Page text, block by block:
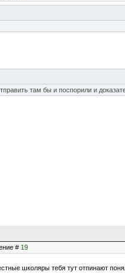
там бы и поспорили и
# 19
школяры тебя тут отпинают